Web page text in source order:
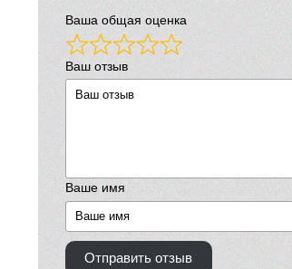
Ваша общая оценка
Ваш отзыв
Ваше имя
Отправить отзыв